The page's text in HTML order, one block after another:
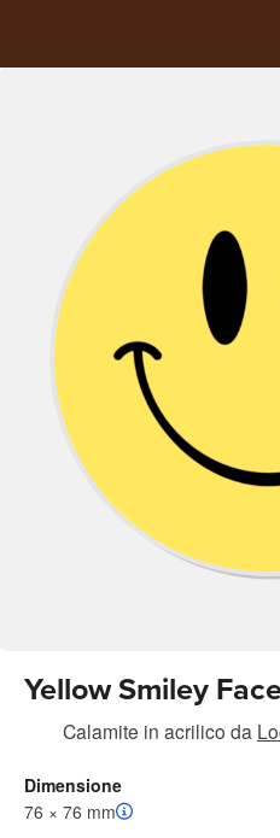
Yellow Smiley
Calamite in acrilico da
Dimensione
76 × 76 mm